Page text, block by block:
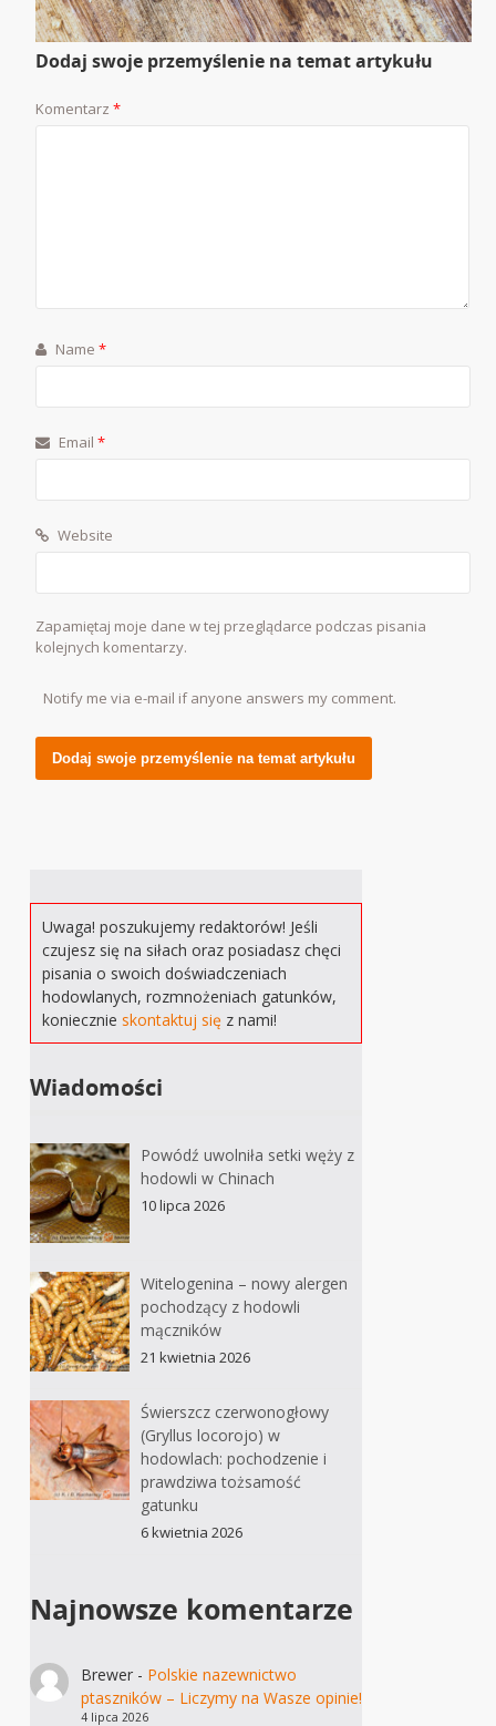
Dodaj swoje przemyślenie na temat artykułu
Komentarz*
Name*
Email*
Website
Zapamiętaj moje dane w tej przeglądarce podczas pisania
kolejnych komentarzy.
Notify me via e-mail if anyone answers my comment.
Uwaga! poszukujemy redaktorów! Jeśli
czujesz się na siłach oraz posiadasz chęci
pisania o swoich doświadczeniach
hodowlanych, rozmnożeniach gatunków,
koniecznieskontaktuj się z nami!
Wiadomości
Powódź uwolniła setki węży z
hodowli w Chinach
10 lipca 2026
Witelogenina – nowy alergen
pochodzący z hodowli
mączników
21 kwietnia 2026
Świerszcz czerwonogłowy
(Gryllus locorojo) w
hodowlach: pochodzenie i
prawdziwa tożsamość
gatunku
6 kwietnia 2026
Najnowsze komentarze
Brewer- Polskie nazewnictwo
ptaszników – Liczymy na Wasze opinie!
4 lipca 2026